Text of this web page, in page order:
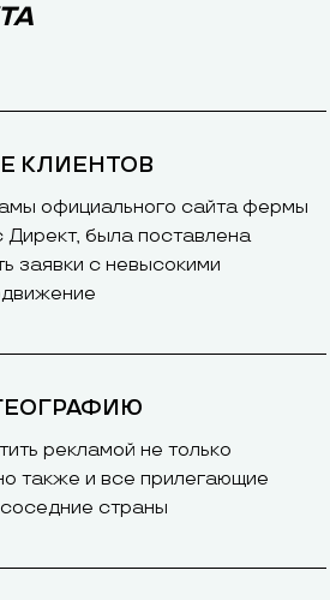
КЛИЕНТОВ
официального сайта фермы
была поставлена
заявки с невысокими
рекламой не только
также и все прилегающие
страны